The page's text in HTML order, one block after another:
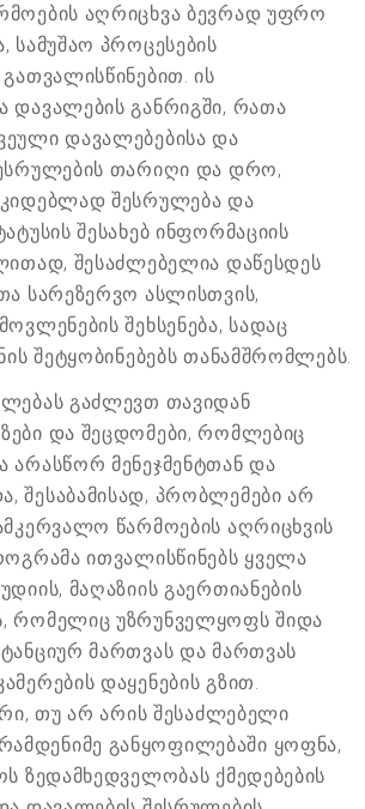
აღრიცხვა ბევრად უფრო
სამუშაო პროცესების
ის
დავალების განრიგში, რათა
დავალებებისა და
თარიღი და დრო,
შესრულება და
შესახებ ინფორმაციის
შესაძლებელია დაწესდეს
სარეზერვო ასლისთვის,
შეხსენება, სადაც
შეტყობინებებს თანამშრომლებს.
გაძლევთ თავიდან
და შეცდომები, რომლებიც
არასწორ მენეჯმენტთან და
შესაბამისად, პრობლემები არ
წარმოების აღრიცხვის
ითვალისწინებს ყველა
მაღაზიის გაერთიანების
რომელიც უზრუნველყოფს შიდა
მართვას და მართვას
დაყენების გზით.
თუ არ არის შესაძლებელი
განყოფილებაში ყოფნა,
ზედამხედველობას ქმედებების